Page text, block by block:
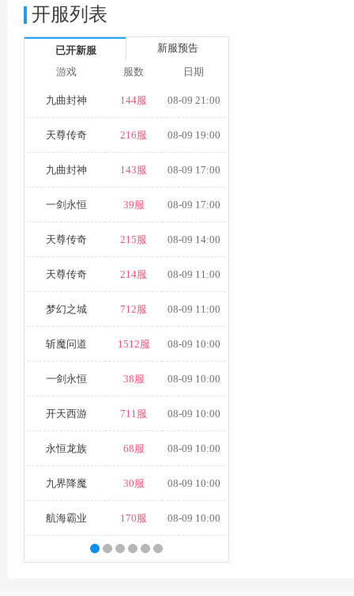
开服列表
已开新服
新服预告
游戏
服数 日期
九曲封神 144服 08-09 21:00
天尊传奇 216服 08-09 19:00
九曲封神 143服 08-09 17:00
一剑永恒 39服 08-09 17:00
天尊传奇 215服 08-09 14:00
天尊传奇 214服 08-09 11:00
梦幻之城 712服 08-09 11:00
斩魔问道 1512服 08-09 10:00
一剑永恒 38服 08-09 10:00
开天西游 711服 08-09 10:00
永恒龙族 68服 08-09 10:00
九界降魔 30服 08-09 10:00
航海霸业 170服 08-09 10:00